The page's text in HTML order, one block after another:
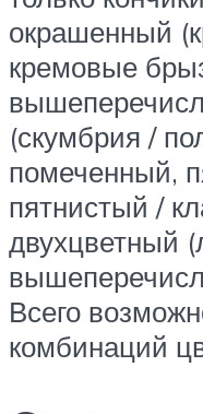
окрашенный
кремовые
(скумбрия /
помеченный,
пятнистый /
двухцветный
Всего
комбинаций